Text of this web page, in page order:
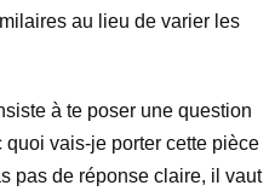
au lieu de varier les
à te poser une question
quoi vais-je porter cette pièce
pas de réponse claire, il vaut